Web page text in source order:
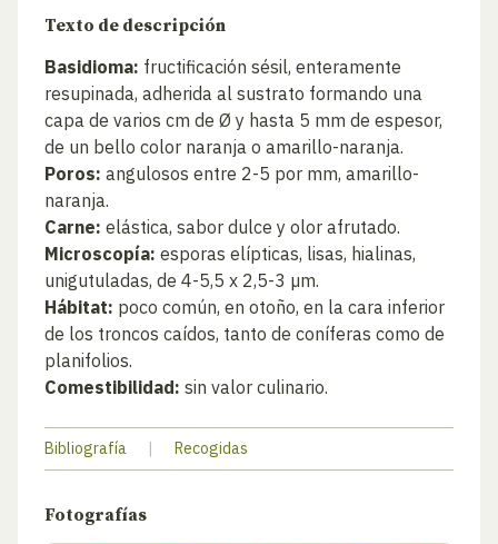
Texto de descripción
Basidioma: fructificación sésil, enteramente
resupinada, adherida al sustrato formando una
capa de varios cm de Ø y hasta 5 mm de espesor,
de un bello color naranja o amarillo-naranja.
Poros: angulosos entre 2-5 por mm, amarillo-
naranja.
Carne: elástica, sabor dulce y olor afrutado.
Microscopía: esporas elípticas, lisas, hialinas,
unigutuladas, de 4-5,5 x 2,5-3 µm.
Hábitat: poco común, en otoño, en la cara inferior
de los troncos caídos, tanto de coníferas como de
planifolios.
Comestibilidad: sin valor culinario.
Bibliografía | Recogidas
Fotografías